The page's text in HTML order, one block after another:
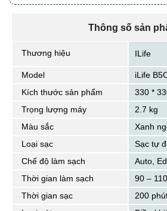
Thông số sản
Thương hiệu ILife
Model
iLife
Kích thước sản phẩm
330 *
Trọng lượng máy
2.7 kg
Màu sắc
Xanh
Loại sạc
Sạc tự
Chế độ làm sạch
Auto,
Thời gian làm sạch
90 –
Thời gian sạc
200